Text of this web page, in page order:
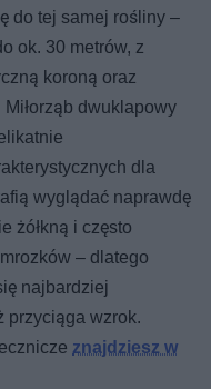
do tej samej rośliny –
ok. 30 metrów, z
koroną oraz
dwuklapowy
dla
wyglądać naprawdę
żółkną i często
– dlatego
najbardziej
przyciąga wzrok.
znajdziesz w